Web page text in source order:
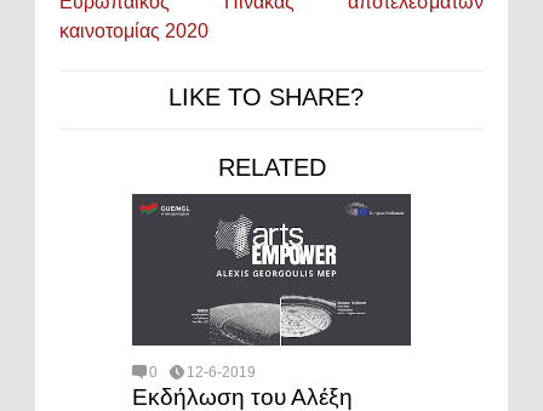
καινοτομίας 2020
LIKE TO SHARE?
RELATED
0 12-6-2019
Εκδήλωση του Αλέξη